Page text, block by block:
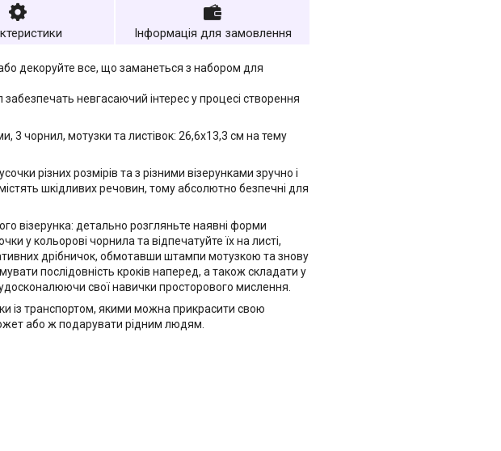
Інформація для замовлення
декоруйте все, що заманеться з набором для
невгасаючий інтерес у процесі створення
3 чорнил, мотузки та листівок: 26,6х13,3 см на тему
різних розмірів та з різними візерунками зручно і
шкідливих речовин, тому абсолютно безпечні для
візерунка: детально розгляньте наявні форми
у кольорові чорнила та відпечатуйте їх на листі,
дрібничок, обмотавши штампи мотузкою та знову
послідовність кроків наперед, а також складати у
свої навички просторового мислення.
із транспортом, якими можна прикрасити свою
або ж подарувати рідним людям.